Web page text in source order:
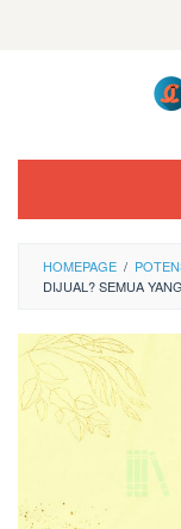
HOMEPAGE /
DIJUAL? SEMUA